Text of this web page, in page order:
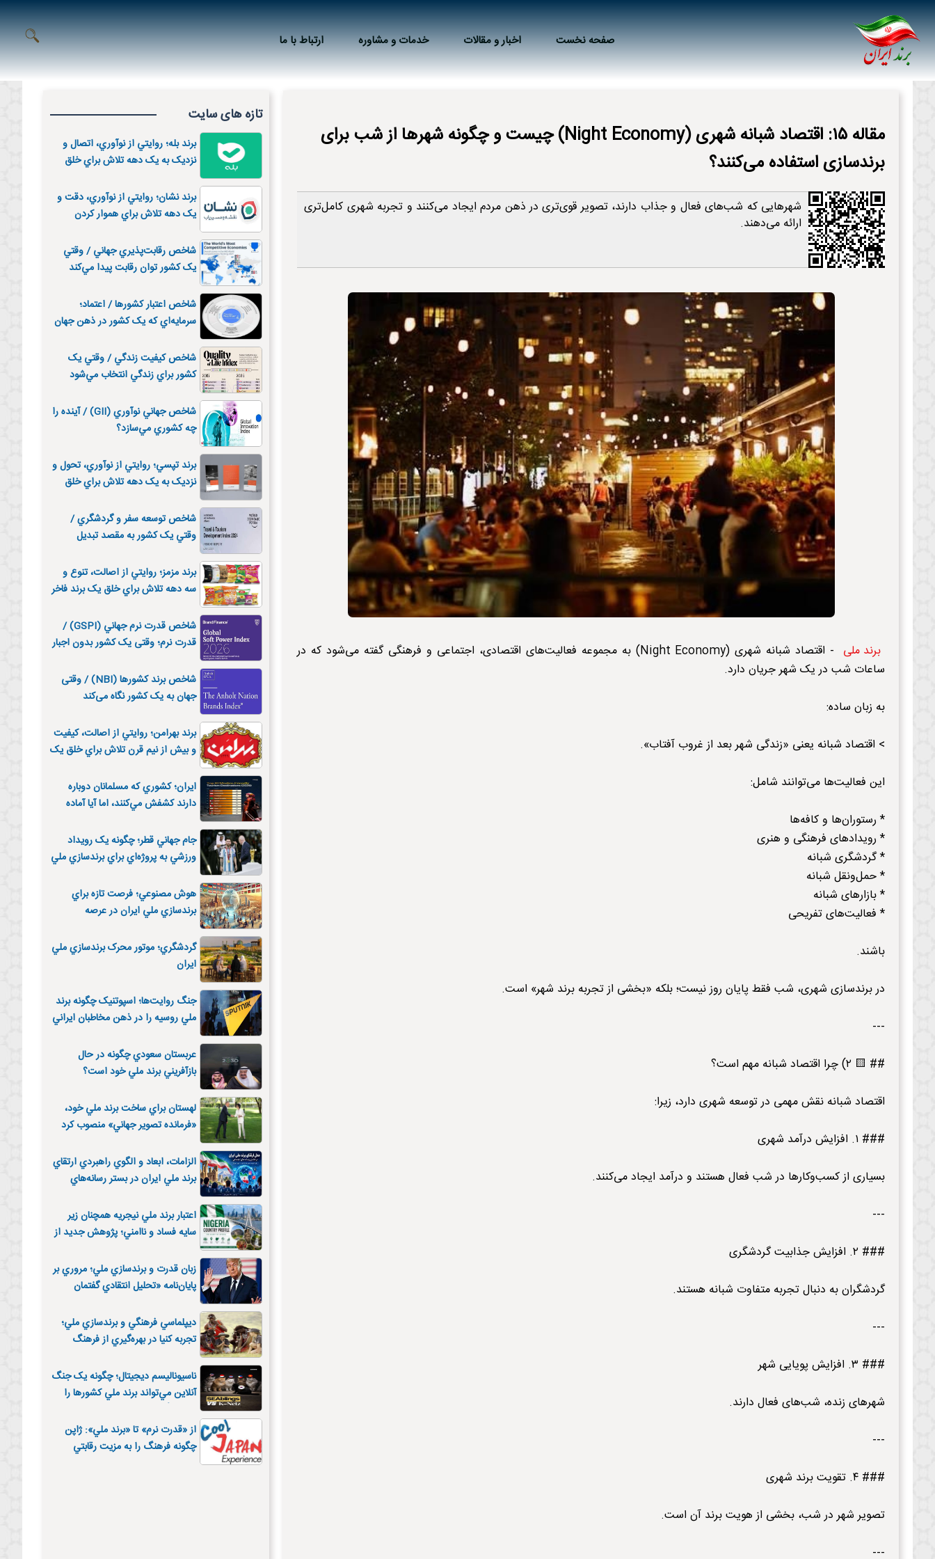
صفحه نخست اخبار و مقالات خدمات و مشاوره ارتباط با ما
مقاله ۱۵: اقتصاد شبانه شهری (Night Economy) چیست و چگونه شهرها از شب برای
برندسازی استفاده می‌کنند؟
شهرهایی که شب‌های فعال و جذاب دارند، تصویر قوی‌تری در ذهن مردم ایجاد می‌کنند و تجربه شهری کامل‌تری
ارائه می‌دهند.
برند ملی
- اقتصاد شبانه شهری (Night Economy) به مجموعه فعالیت‌های اقتصادی، اجتماعی و فرهنگی گفته می‌شود که در
ساعات شب در یک شهر جریان دارد.
به زبان ساده:
> اقتصاد شبانه یعنی «زندگی شهر بعد از غروب آفتاب».
این فعالیت‌ها می‌توانند شامل:
* رستوران‌ها و کافه‌ها
* رویدادهای فرهنگی و هنری
* گردشگری شبانه
* حمل‌ونقل شبانه
* بازارهای شبانه
* فعالیت‌های تفریحی
باشند.
در برندسازی شهری، شب فقط پایان روز نیست؛ بلکه «بخشی از تجربه برند شهر» است.
---
## 🟨 ۲) چرا اقتصاد شبانه مهم است؟
اقتصاد شبانه نقش مهمی در توسعه شهری دارد، زیرا:
### ۱. افزایش درآمد شهری
بسیاری از کسب‌وکارها در شب فعال هستند و درآمد ایجاد می‌کنند.
---
### ۲. افزایش جذابیت گردشگری
گردشگران به دنبال تجربه متفاوت شبانه هستند.
---
### ۳. افزایش پویایی شهر
شهرهای زنده، شب‌های فعال دارند.
---
### ۴. تقویت برند شهری
تصویر شهر در شب، بخشی از هویت برند آن است.
---
تازه های سایت
برند بله؛ روايتي از نوآوري، اتصال و
نزديک به يک دهه تلاش براي خلق
برند نشان؛ روايتي از نوآوري، دقت و
يک دهه تلاش براي هموار کردن
شاخص رقابت‌پذيري جهاني / وقتي
يک کشور توان رقابت پيدا مي‌کند
شاخص اعتبار کشورها / اعتماد؛
سرمايه‌اي که يک کشور در ذهن جهان
شاخص کيفيت زندگي / وقتي يک
کشور براي زندگي انتخاب مي‌شود
شاخص جهاني نوآوري (GII) / آينده را
چه کشوري مي‌سازد؟
برند تپسي؛ روايتي از نوآوري، تحول و
نزديک به يک دهه تلاش براي خلق
شاخص توسعه سفر و گردشگري /
وقتي يک کشور به مقصد تبديل
برند مزمز؛ روايتي از اصالت، تنوع و
سه دهه تلاش براي خلق يک برند فاخر
شاخص قدرت نرم جهاني (GSPI) /
قدرت نرم؛ وقتی یک کشور بدون اجبار
شاخص برند کشورها (NBI) / وقتی
جهان به یک کشور نگاه می‌کند
برند بهرامن؛ روايتي از اصالت، کيفيت
و بيش از نيم قرن تلاش براي خلق يک
ايران؛ کشوري که مسلمانان دوباره
دارند کشفش مي‌کنند، اما آيا آماده
جام جهاني قطر؛ چگونه يک رويداد
ورزشي به پروژه‌اي براي برندسازي ملي
هوش مصنوعي؛ فرصت تازه براي
برندسازي ملي ايران در عرصه
گردشگري؛ موتور محرک برندسازي ملي
ايران
جنگ روايت‌ها؛ اسپوتنيک چگونه برند
ملي روسيه را در ذهن مخاطبان ايراني
عربستان سعودي چگونه در حال
بازآفريني برند ملي خود است؟
لهستان براي ساخت برند ملي خود،
«فرمانده تصوير جهاني» منصوب کرد
الزامات، ابعاد و الگوي راهبردي ارتقاي
برند ملي ایران در بستر رسانه‌هاي
اعتبار برند ملي نيجريه همچنان زير
سايه فساد و ناامني؛ پژوهش جديد از
مي‌دهد
زبان قدرت و برندسازي ملي؛ مروري بر
پايان‌نامه «تحليل انتقادي گفتمان
ديپلماسي فرهنگي و برندسازي ملي؛
تجربه کنيا در بهره‌گيري از فرهنگ
ناسيوناليسم ديجيتال؛ چگونه يک جنگ
آنلاين مي‌تواند برند ملي کشورها را
از «قدرت نرم» تا «برند ملي»: ژاپن
چگونه فرهنگ را به مزيت رقابتي